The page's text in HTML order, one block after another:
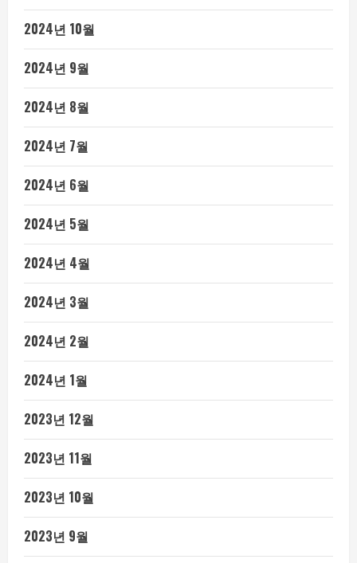
2024년 10월
2024년 9월
2024년 8월
2024년 7월
2024년 6월
2024년 5월
2024년 4월
2024년 3월
2024년 2월
2024년 1월
2023년 12월
2023년 11월
2023년 10월
2023년 9월